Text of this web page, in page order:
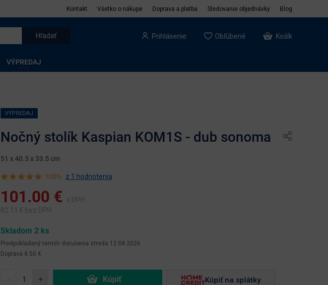
Kontakt Všetko o nákupe Doprava a platba Sledovanie objednávky Blog
Prihlásenie Obľúbené Košík
VÝPREDAJ
VÝPREDAJ
Nočný stolík Kaspian KOM1S - dub sonoma
51 x 40.5 x 33.5 cm
100% z 1 hodnotenia
101.00 €
s DPH
82.11 € bez DPH
Skladom 2 ks
Predpokladaný termín doručenia streda 12.08.2026
Doprava 8.50 €
- + Kúpiť na splátky